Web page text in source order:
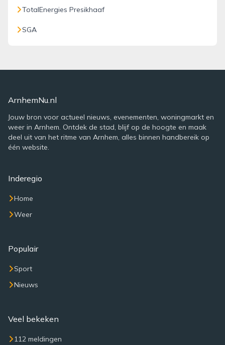
TotalEnergies Presikhaaf
SGA
ArnhemNu.nl
Jouw bron voor actueel nieuws, evenementen, woningmarkt en
weer in Arnhem. Ontdek de stad, blijf op de hoogte en maak
deel uit van het ritme van Arnhem, alles binnen handbereik op
één website.
Inderegio
Home
Weer
Populair
Sport
Nieuws
Veel bekeken
112 meldingen